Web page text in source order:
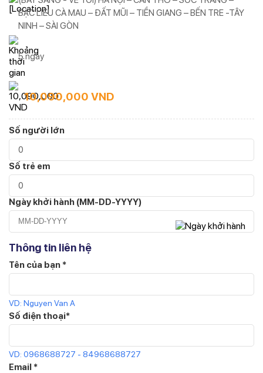
BẠC LIÊU CÀ MAU – ĐẤT MŨI – TIỀN GIANG – BẾN TRE -TÂY
NINH – SÀI GÒN
5 ngày
10,090,000 VND
Số người lớn
Số trẻ em
Ngày khởi hành (MM-DD-YYYY)
Thông tin liên hệ
Tên của bạn *
VD: Nguyen Van A
Số điện thoại*
VD: 0968688727 - 84968688727
Email *